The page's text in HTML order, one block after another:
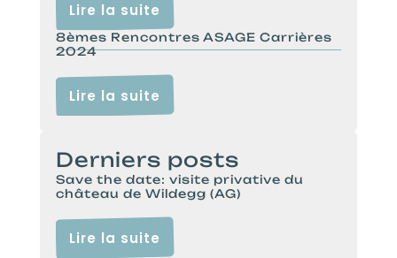
Lire la suite
8èmes Rencontres ASAGE Carrières
2024
Lire la suite
Derniers posts
Save the date: visite privative du
château de Wildegg (AG)
Lire la suite